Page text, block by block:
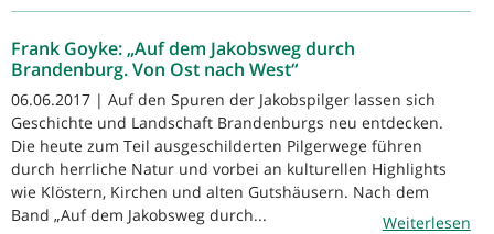
Frank Goyke: „Auf dem Jakobsweg durch
Brandenburg. Von Ost nach West“
06.06.2017 | Auf den Spuren der Jakobspilger lassen sich
Geschichte und Landschaft Brandenburgs neu entdecken.
Die heute zum Teil ausgeschilderten Pilgerwege führen
durch herrliche Natur und vorbei an kulturellen Highlights
wie Klöstern, Kirchen und alten Gutshäusern. Nach dem
Band „Auf dem Jakobsweg durch...
Weiterlesen